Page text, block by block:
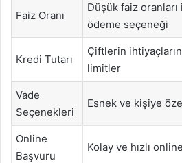
Faiz Oranı
Düşük faiz oranları
ödeme seçeneği
Kredi Tutarı
Çiftlerin
limitler
Vade
Seçenekleri
Esnek ve kişiye
Online
Başvuru
Kolay ve hızlı